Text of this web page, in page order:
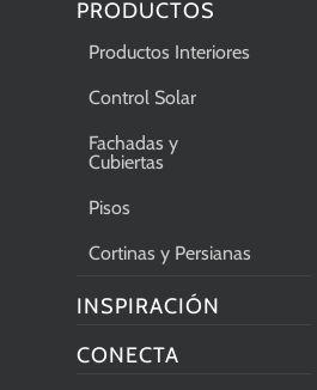
PRODUCTOS
Productos Interiores
Control Solar
Fachadas y
Cubiertas
Pisos
Cortinas y Persianas
INSPIRACIÓN
CONECTA